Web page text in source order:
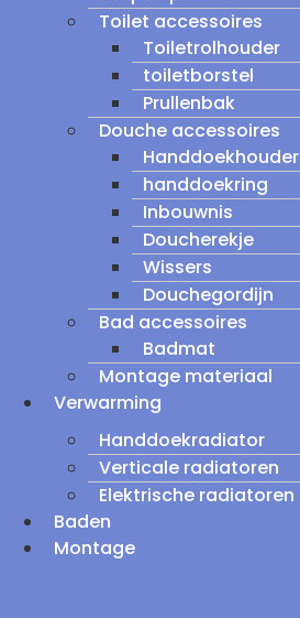
Toilet accessoires
Toiletrolhouder
toiletborstel
Prullenbak
Douche accessoires
Handdoekhouder
handdoekring
Inbouwnis
Doucherekje
Wissers
Douchegordijn
Bad accessoires
Badmat
Montage materiaal
Verwarming
Handdoekradiator
Verticale radiatoren
Elektrische radiatoren
Baden
Montage